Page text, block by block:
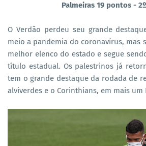
Palmeiras 19 pontos -
O Verdão perdeu seu grande
meio a pandemia do coronavírus, mas
melhor elenco do estado e segue
título estadual. Os palestrinos já
tem o grande destaque da rodada de
alviverdes e o Corinthians, em mais um